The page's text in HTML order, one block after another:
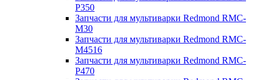
P350
Запчасти для мультиварки Redmond RMC-
M30
Запчасти для мультиварки Redmond RMC-
M4516
Запчасти для мультиварки Redmond RMC-
P470